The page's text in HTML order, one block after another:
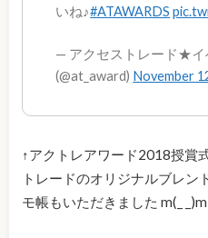
いね♪#ATAWARDS
— アクセストレード★
(@at_award) November
↑アクトレアワード2018授賞
トレードのオリジナルブレン
モ帳もいただきました m(_ _)m